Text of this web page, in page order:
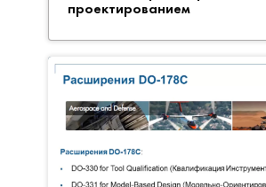
проектированием